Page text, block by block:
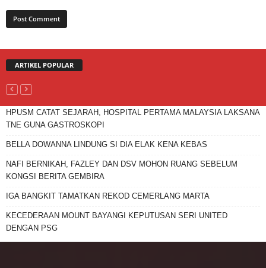
ARTIKEL POPULAR
HPUSM CATAT SEJARAH, HOSPITAL PERTAMA MALAYSIA LAKSANA
TNE GUNA GASTROSKOPI
BELLA DOWANNA LINDUNG SI DIA ELAK KENA KEBAS
NAFI BERNIKAH, FAZLEY DAN DSV MOHON RUANG SEBELUM
KONGSI BERITA GEMBIRA
IGA BANGKIT TAMATKAN REKOD CEMERLANG MARTA
KECEDERAAN MOUNT BAYANGI KEPUTUSAN SERI UNITED
DENGAN PSG